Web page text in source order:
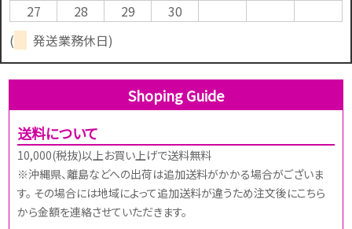
27
28 29
30
(
発送業務休日)
Shoping Guide
送料について
10,000(税抜)以上お買い上げで送料無料
※沖縄県、離島などへの出荷は追加送料がかかる場合がございま
す。 その場合には地域によって追加送料が違うため注文後にこちら
から金額を連絡させていただきます。